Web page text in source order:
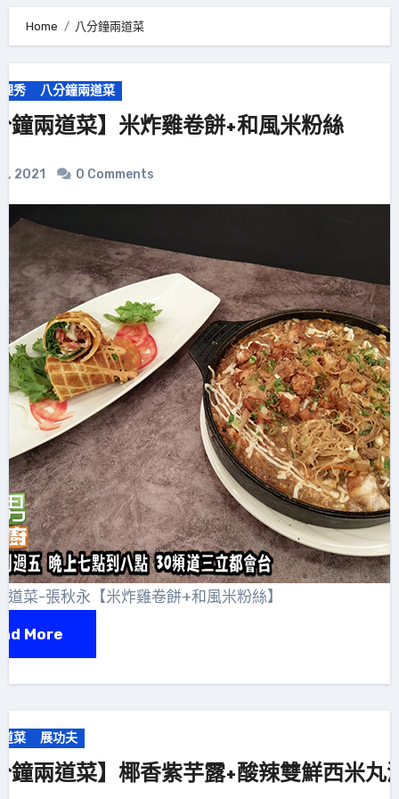
Home 八分鐘兩道菜
秀 八分鐘兩道菜
鐘兩道菜】米炸雞卷餅+和風米粉絲
2021 0 Comments
道菜-張秋永【米炸雞卷餅+和風米粉絲】
More
菜 展功夫
鐘兩道菜】椰香紫芋露+酸辣雙鮮西米丸